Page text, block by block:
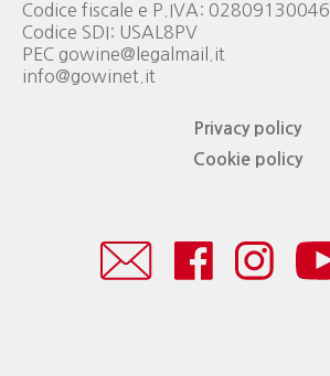
Codice fiscale e P.IVA: 02809130046
Codice SDI: USAL8PV
PEC gowine@legalmail.it
info@gowinet.it
Privacy policy
Cookie policy